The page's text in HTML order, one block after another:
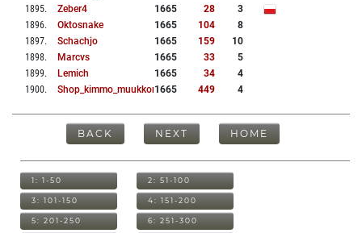
1895. Zeber4 1665 28
3
1896. Oktosnake 1665 104
8
1897. Schachjo 1665 159
10
1898. Marcvs 1665 33
5
1899. Lemich 1665 34
4
1900. Shop_kimmo_muukkonen
1665 449 4
BACK NEXT HOME
1: 1-50 2: 51-100
3: 101-150 4: 151-200
5: 201-250 6: 251-300